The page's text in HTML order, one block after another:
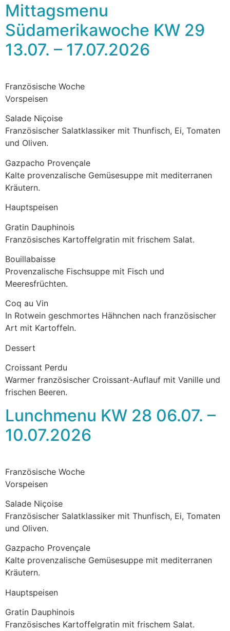
Mittagsmenu
Südamerikawoche KW 29
13.07. – 17.07.2026
Französische Woche
Vorspeisen
Salade Niçoise
Französischer Salatklassiker mit Thunfisch, Ei, Tomaten
und Oliven.
Gazpacho Provençale
Kalte provenzalische Gemüsesuppe mit mediterranen
Kräutern.
Hauptspeisen
Gratin Dauphinois
Französisches Kartoffelgratin mit frischem Salat.
Bouillabaisse
Provenzalische Fischsuppe mit Fisch und
Meeresfrüchten.
Coq au Vin
In Rotwein geschmortes Hähnchen nach französischer
Art mit Kartoffeln.
Dessert
Croissant Perdu
Warmer französischer Croissant-Auflauf mit Vanille und
frischen Beeren.
Lunchmenu KW 28 06.07. –
10.07.2026
Französische Woche
Vorspeisen
Salade Niçoise
Französischer Salatklassiker mit Thunfisch, Ei, Tomaten
und Oliven.
Gazpacho Provençale
Kalte provenzalische Gemüsesuppe mit mediterranen
Kräutern.
Hauptspeisen
Gratin Dauphinois
Französisches Kartoffelgratin mit frischem Salat.